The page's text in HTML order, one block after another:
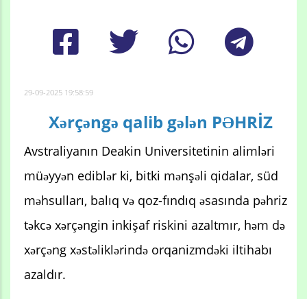
29-09-2025 19:58:59
Xərçəngə qalib gələn PƏHRİZ
Avstraliyanın Deakin Universitetinin alimləri
müəyyən ediblər ki, bitki mənşəli qidalar, süd
məhsulları, balıq və qoz-fındıq əsasında pəhriz
təkcə xərçəngin inkişaf riskini azaltmır, həm də
xərçəng xəstəliklərində orqanizmdəki iltihabı
azaldır.